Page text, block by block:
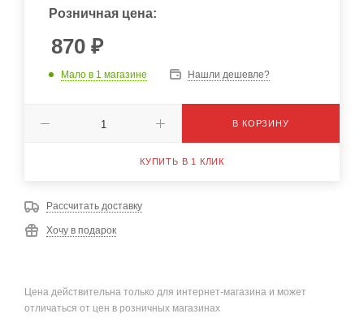
Розничная цена:
870 ₽
Мало в 1 магазине Нашли дешевле?
В КОРЗИНУ
КУПИТЬ В 1 КЛИК
Рассчитать доставку
Хочу в подарок
Цена действительна только для интернет-магазина и может
отличаться от цен в розничных магазинах